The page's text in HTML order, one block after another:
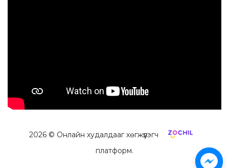
2026© Онлайн худалдааг хөгжүүлэгч
платформ.